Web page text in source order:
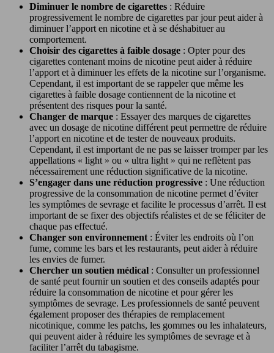
Diminuer le nombre de cigarettes : Réduire
progressivement le nombre de cigarettes par jour peut aider à
diminuer l’apport en nicotine et à se déshabituer au
comportement.
Choisir des cigarettes à faible dosage : Opter pour des
cigarettes contenant moins de nicotine peut aider à réduire
l’apport et à diminuer les effets de la nicotine sur l’organisme.
Cependant, il est important de se rappeler que même les
cigarettes à faible dosage contiennent de la nicotine et
présentent des risques pour la santé.
Changer de marque : Essayer des marques de cigarettes
avec un dosage de nicotine différent peut permettre de réduire
l’apport en nicotine et de tester de nouveaux produits.
Cependant, il est important de ne pas se laisser tromper par les
appellations « light » ou « ultra light » qui ne reflètent pas
nécessairement une réduction significative de la nicotine.
S’engager dans une réduction progressive : Une réduction
progressive de la consommation de nicotine permet d’éviter
les symptômes de sevrage et facilite le processus d’arrêt. Il est
important de se fixer des objectifs réalistes et de se féliciter de
chaque pas effectué.
Changer son environnement : Éviter les endroits où l’on
fume, comme les bars et les restaurants, peut aider à réduire
les envies de fumer.
Chercher un soutien médical : Consulter un professionnel
de santé peut fournir un soutien et des conseils adaptés pour
réduire la consommation de nicotine et pour gérer les
symptômes de sevrage. Les professionnels de santé peuvent
également proposer des thérapies de remplacement
nicotinique, comme les patchs, les gommes ou les inhalateurs,
qui peuvent aider à réduire les symptômes de sevrage et à
faciliter l’arrêt du tabagisme.